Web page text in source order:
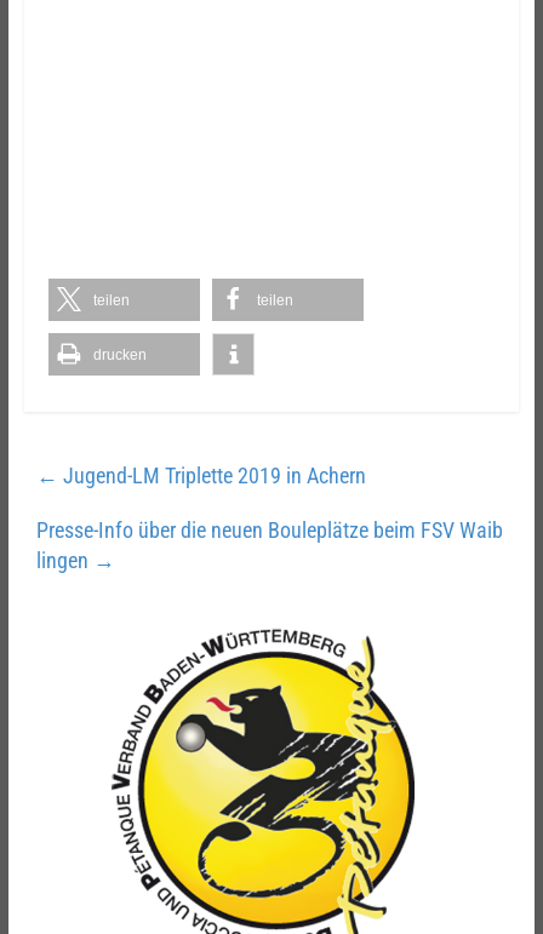
teilen teilen
drucken
← Jugend-LM Triplette 2019 in Achern
Presse-Info über die neuen Bouleplätze beim FSV Waib
lingen →